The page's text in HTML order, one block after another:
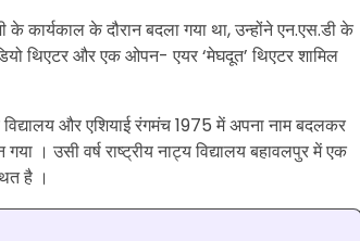
के कार्यकाल के दौरान बदला गया था, उन्होंने एन.एस.डी के
थिएटर और एक ओपन- एयर ‘मेघदूत’ थिएटर शामिल
और एशियाई रंगमंच 1975 में अपना नाम बदलकर
। उसी वर्ष राष्ट्रीय नाट्य विद्यालय बहावलपुर में एक
है ।